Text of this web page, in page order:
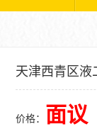
天津西青区液
价格： 面议